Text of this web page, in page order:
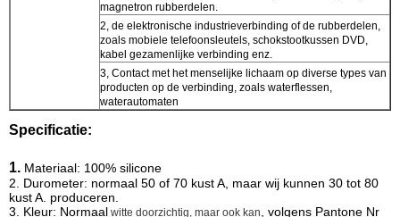
magnetron rubberdelen.
2, de elektronische industrieverbinding of de rubberdelen,
zoals mobiele telefoonsleutels, schokstootkussen DVD,
kabel gezamenlijke verbinding enz.
3, Contact met het menselijke lichaam op diverse types van
producten op de verbinding, zoals waterflessen,
waterautomaten
Specificatie:
1. Materiaal: 100% silicone
2. Durometer: normaal 50 of 70 kust A, maar wij kunnen 30 tot 80
kust A. produceren.
3. Kleur: Normaal witte doorzichtig, maar ook kan
, volgens Pantone Nr